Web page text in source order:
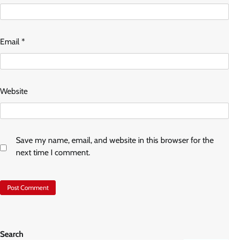
Email *
Website
Save my name, email, and website in this browser for the
next time I comment.
Search